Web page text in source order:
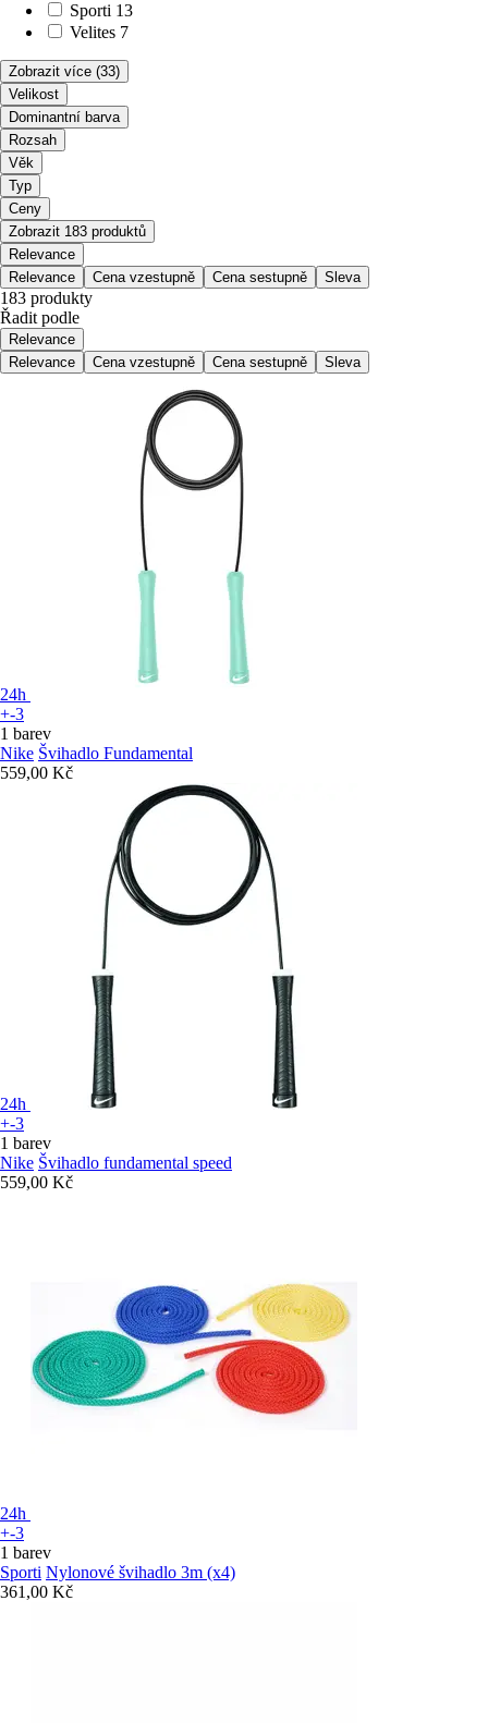
Sporti 13
Velites 7
Zobrazit více (33)
Velikost
Dominantní barva
Rozsah
Věk
Typ
Ceny
Zobrazit 183 produktů
Relevance
Relevance
Cena vzestupně Cena sestupně Sleva
183 produkty
Řadit podle
Relevance
Relevance
Cena vzestupně Cena sestupně Sleva
24h
+-3
1 barev
Nike Švihadlo Fundamental
559,00 Kč
24h
+-3
1 barev
Nike Švihadlo fundamental speed
559,00 Kč
24h
+-3
1 barev
Sporti Nylonové švihadlo 3m (x4)
361,00 Kč